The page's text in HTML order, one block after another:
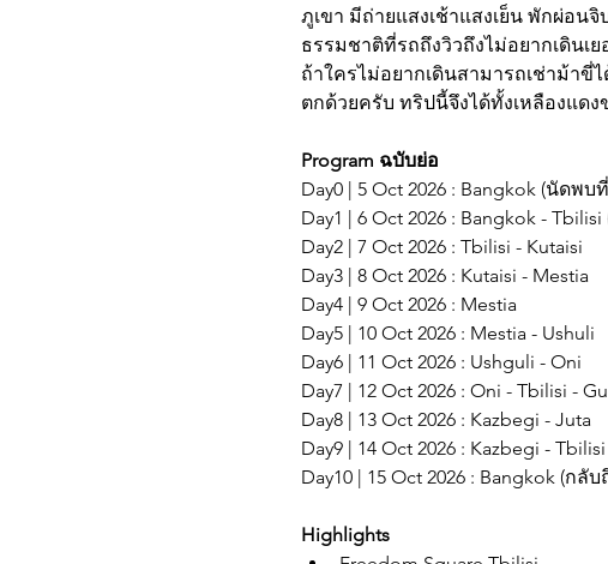
ภูเขา มีถ่ายแสงเช้าแสงเย็น พักผ่อน
ธรรมชาติที่รถถึงวิวถึงไม่อยากเดินเ
ถ้าใครไม่อยากเดินสามารถเช่าม้าขี่
ตกด้วยครับ ทริปนี้จึงได้ทั้งเหลืองแดง
Program ฉบับย่อ
Day0 | 5 Oct 2026 : Bangkok (นัด
Day1 | 6 Oct 2026 : Bangkok -
Day2 | 7 Oct 2026 : Tbilisi - Kutaisi
Day3 | 8 Oct 2026 : Kutaisi - Mestia
Day4 | 9 Oct 2026 : Mestia
Day5 | 10 Oct 2026 : Mestia - Ushuli
Day6 | 11 Oct 2026 : Ushguli - Oni
Day7 | 12 Oct 2026 : Oni - Tbilisi -
Day8 | 13 Oct 2026 : Kazbegi - Juta
Day9 | 14 Oct 2026 : Kazbegi -
Day10 | 15 Oct 2026 : Bangkok (กลับ
Highlights